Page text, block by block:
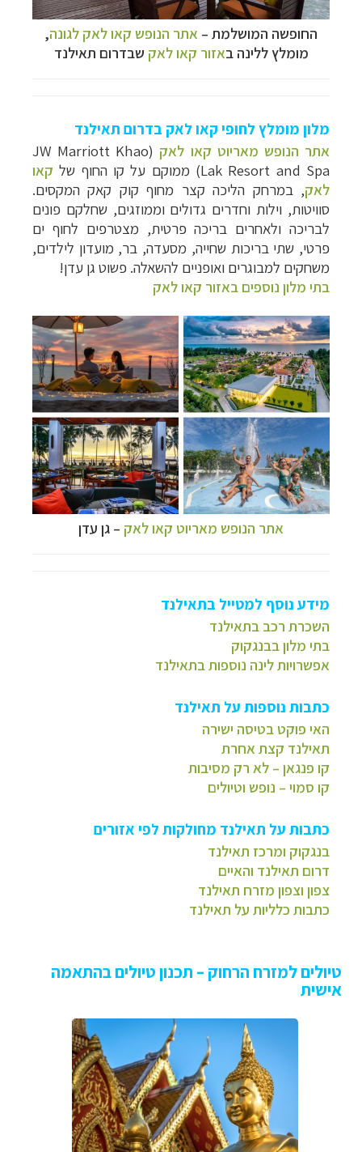
החופשה המושלמת – אתר הנופש קאו לאק לגונה,
מומלץ ללינה באזור קאו לאק שבדרום תאילנד
מלון מומלץ לחופי קאו לאק בדרום תאילנד
אתר הנופש מאריוט קאו לאק (JW Marriott Khao
Lak Resort and Spa) ממוקם על קו החוף של
קאו
לאק, במרחק הליכה קצר מחוף קוק קאק המקסים.
סוויטות, וילות וחדרים גדולים וממוזגים, שחלקם פונים
לבריכה ולאחרים בריכה פרטית, מצטרפים לחוף ים
פרטי, שתי בריכות שחייה, מסעדה, בר, מועדון לילדים,
משחקים למבוגרים ואופניים להשאלה. פשוט גן עדן!
בתי מלון נוספים באזור קאו לאק
אתר הנופש מאריוט קאו לאק – גן עדן
מידע נוסף למטייל בתאילנד
השכרת רכב בתאילנד
בתי מלון בבנגקוק
אפשרויות לינה נוספות בתאילנד
כתבות נוספות על תאילנד
האי פוקט בטיסה ישירה
תאילנד קצת אחרת
קו פנגאן – לא רק מסיבות
קו סמוי – נופש וטיולים
כתבות על תאילנד מחולקות לפי אזורים
בנגקוק ומרכז תאילנד
דרום תאילנד והאיים
צפון וצפון מזרח תאילנד
כתבות כלליות על תאילנד
טיולים למזרח הרחוק – תכנון טיולים בהתאמה
אישית